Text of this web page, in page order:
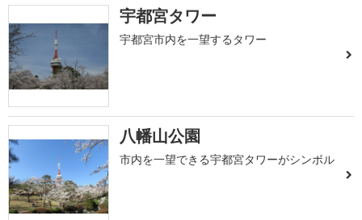
宇都宮タワー
宇都宮市内を一望するタワー
八幡山公園
市内を一望できる宇都宮タワーがシンボル